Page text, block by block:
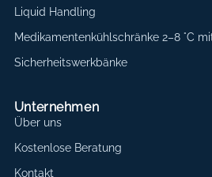
Liquid Handling
Medikamentenkühlschränke 2–8 °C
Sicherheitswerkbänke
Unternehmen
Über uns
Kostenlose Beratung
Kontakt